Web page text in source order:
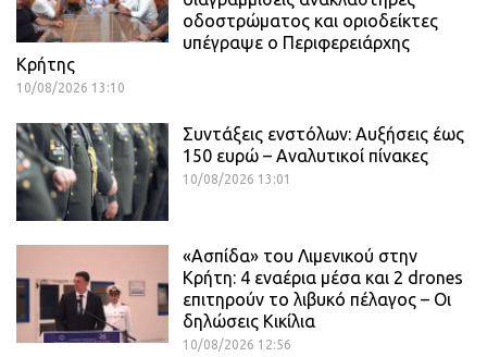
οδοστρώματος και οριοδείκτες
υπέγραψε ο Περιφερειάρχης
Κρήτης
10/08/2026 13:10
Συντάξεις ενστόλων: Αυξήσεις έως
150 ευρώ – Αναλυτικοί πίνακες
10/08/2026 13:01
«Ασπίδα» του Λιμενικού στην
Κρήτη: 4 εναέρια μέσα και 2 drones
επιτηρούν το λιβυκό πέλαγος – Οι
δηλώσεις Κικίλια
10/08/2026 12:56